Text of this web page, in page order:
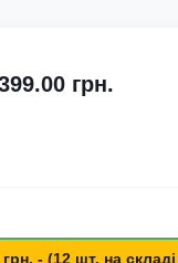
грн.
- (12 шт. на складі